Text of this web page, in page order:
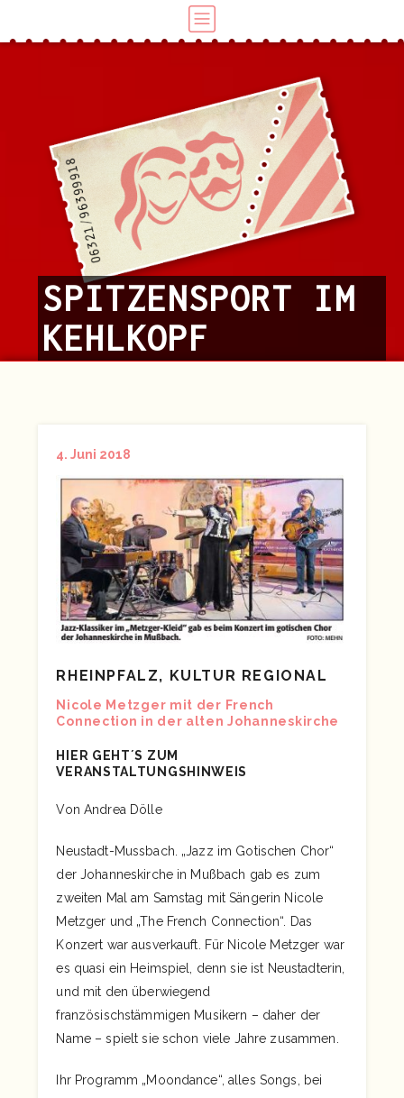
SPITZENSPORT IM
KEHLKOPF
4. Juni 2018
RHEINPFALZ, KULTUR REGIONAL
Nicole Metzger mit der French
Connection in der alten Johanneskirche
HIER GEHT´S ZUM
VERANSTALTUNGSHINWEIS
Von Andrea Dölle
Neustadt-Mussbach. „Jazz im Gotischen Chor“
der Johanneskirche in Mußbach gab es zum
zweiten Mal am Samstag mit Sängerin Nicole
Metzger und „The French Connection“. Das
Konzert war ausverkauft. Für Nicole Metzger war
es quasi ein Heimspiel, denn sie ist Neustadterin,
und mit den überwiegend
französischstämmigen Musikern – daher der
Name – spielt sie schon viele Jahre zusammen.
Ihr Programm „Moondance“, alles Songs, bei